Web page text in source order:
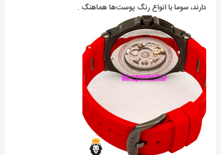
دارند، سوما با انواع رنگ پوست‌ها هماهنگ .